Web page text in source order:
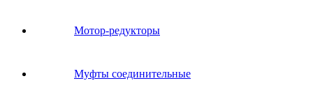
Мотор-редукторы
Муфты соединительные